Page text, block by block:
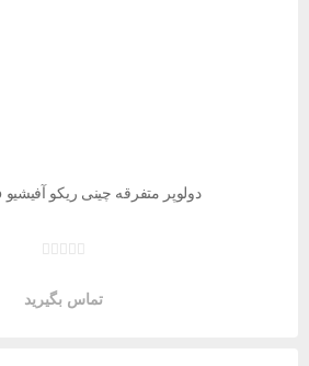
دولوپر متفرقه چینی ریکو آفیشیو Richo Aficio
تماس بگیرید